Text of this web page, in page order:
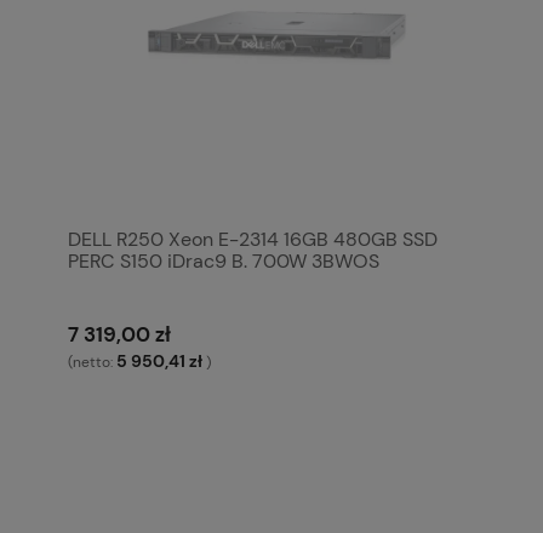
DELL R250 Xeon E-2314 16GB 480GB SSD
PERC S150 iDrac9 B. 700W 3BWOS
7 319,00 zł
(netto: 5 950,41 zł )